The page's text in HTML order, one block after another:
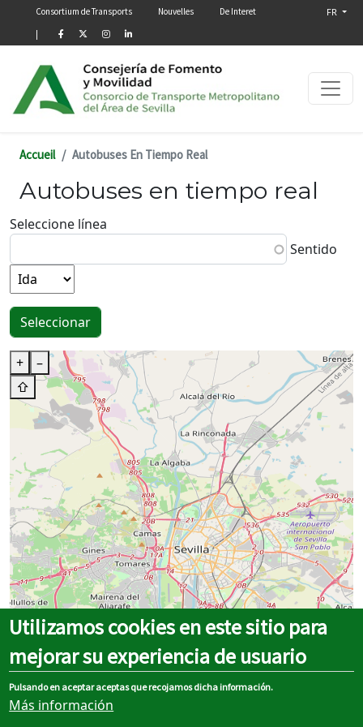
Aller au contenu principal
Menú secundario
Consortium de Transports Nouvelles
De Interet
FR
Accueil Autobuses En Tiempo Real
Autobuses en tiempo real
Seleccione línea
Sentido
+
–
⇧
Utilizamos cookies en este sitio para
mejorar su experiencia de usuario
Pulsando en aceptar aceptas que recojamos dicha información.
Más información